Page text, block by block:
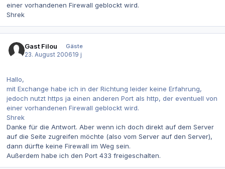
einer vorhandenen Firewall geblockt wird.
Shrek
Gast Filou
Gäste
23. August 200619 j
Hallo,
mit Exchange habe ich in der Richtung leider keine Erfahrung,
jedoch nutzt https ja einen anderen Port als http, der eventuell von
einer vorhandenen Firewall geblockt wird.
Shrek
Danke für die Antwort. Aber wenn ich doch direkt auf dem Server
auf die Seite zugreifen möchte (also vom Server auf den Server),
dann dürfte keine Firewall im Weg sein.
Außerdem habe ich den Port 433 freigeschalten.